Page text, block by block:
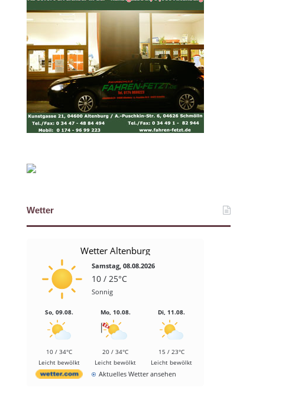
Wetter
Wetter Altenburg
Samstag, 08.08.2026
10 / 25°C
Sonnig
So, 09.08.
10 / 34°C
Leicht bewölkt
Mo, 10.08.
20 / 34°C
Leicht bewölkt
Di, 11.08.
15 / 23°C
Leicht bewölkt
Aktuelles Wetter ansehen